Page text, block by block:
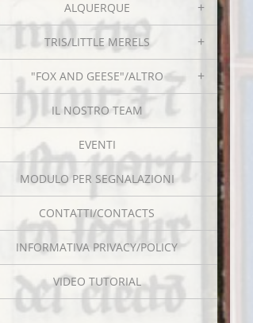
ALQUERQUE
TRIS/LITTLE MERELS
"FOX AND GEESE"/ALTRO
IL NOSTRO TEAM
EVENTI
MODULO PER SEGNALAZIONI
CONTATTI/CONTACTS
INFORMATIVA PRIVACY/POLICY
VIDEO TUTORIAL